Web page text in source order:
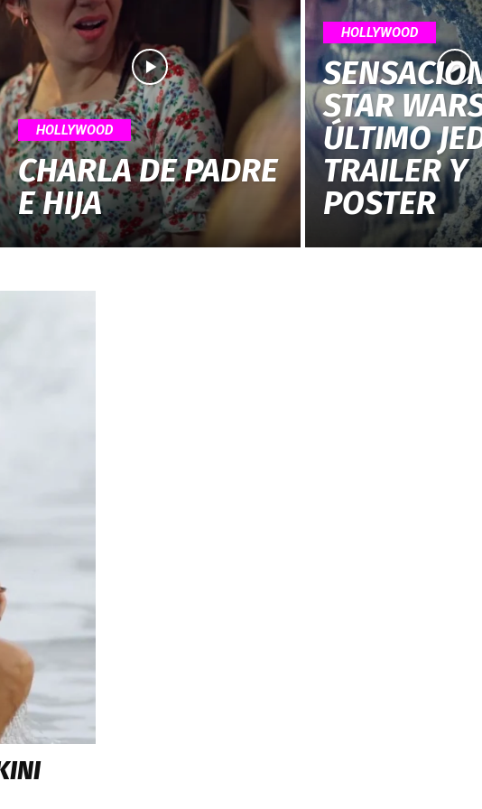
Chismes,
Escandalos,Morbo,
HOLLYWOOD
CHARLA DE PADRE
E HIJA
HOLLYWOOD
STAR
ÚLTIMO
TRAILER Y
POSTER